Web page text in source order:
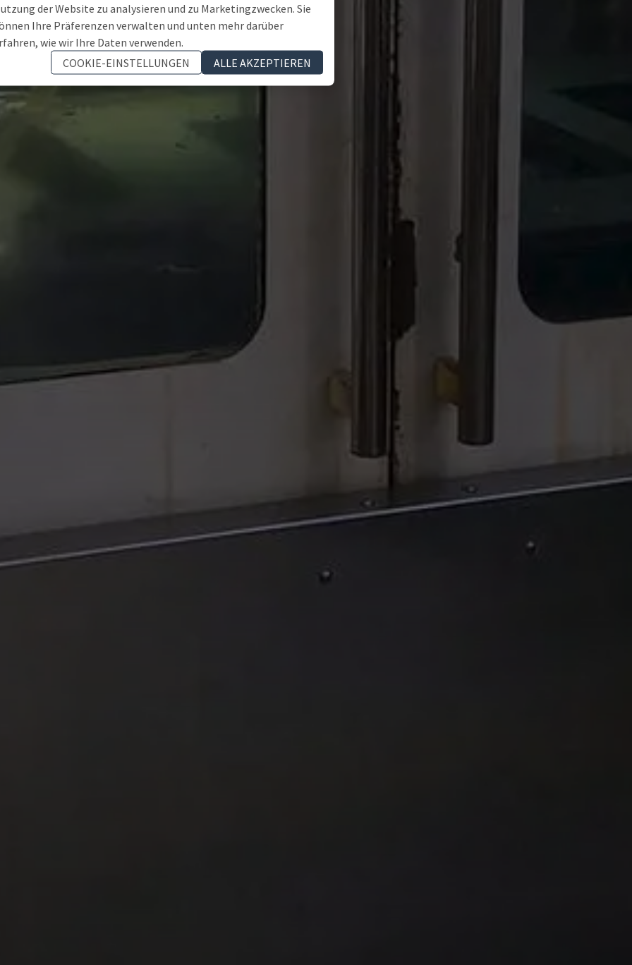
der Website zu analysieren und zu Marketingzwecken. Sie
Ihre Präferenzen verwalten und unten mehr darüber
wie wir Ihre Daten verwenden.
COOKIE-EINSTELLUNGEN
ALLE AKZEPTIEREN